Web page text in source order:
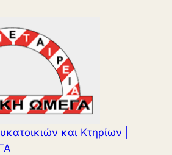
και Κτηρίων |